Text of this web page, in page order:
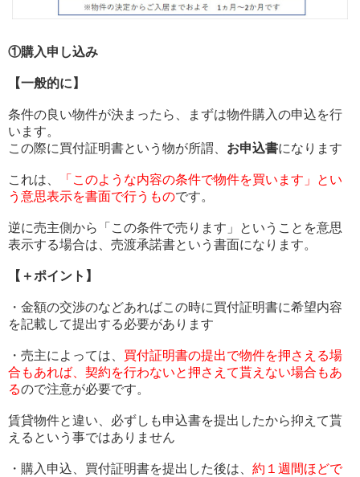
①購入申し込み
【一般的に 】
条件の良い物件が決まったら、まずは物件購入の申込を行
います。
この際に買付証明書という物が所謂、 お申込書になります
これは、 「このような内容の条件で物件を買います」
とい
う意思表示を書面で行うものです。
逆に売主側から「この条件で売ります」
ということを意思
表示する場合は、 売渡承諾書という書面になります。
【＋ポイント】
・ 金額の交渉のなどあればこの時に買付証明書に希望内容
を記載して提出する必要があります
・売主によっては、 買付証明書の提出で物件を押さえる場
合もあれば、契約を行わないと押さえて貰えない場合もあ
るので注意が必要です。
賃貸物件と違い、 必ずしも申込書を提出したから抑えて貰
えるという事ではありません
・購入申込、買付証明書を提出した後は、 約１週間ほどで